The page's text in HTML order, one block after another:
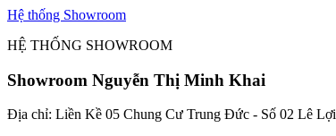
Hệ thống Showroom
HỆ THỐNG SHOWROOM
Showroom Nguyễn Thị Minh Khai
Địa chỉ: Liền Kề 05 Chung Cư Trung Đức - Số 02 Lê